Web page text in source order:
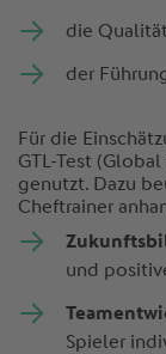
die
der
Für die
GTL-Test
genutzt. Dazu
Cheftrainer
und
Spieler